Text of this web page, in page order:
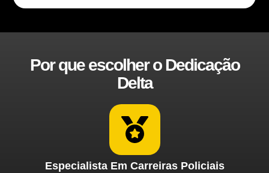
Por que escolher o Dedicação
Delta
Especialista Em Carreiras Policiais